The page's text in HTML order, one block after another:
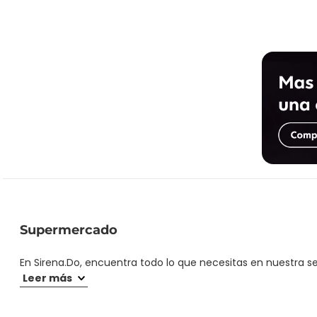
Supermercado
En Sirena.Do, encuentra todo lo que necesitas en nuestra
hasta los mejores precios y ofertas exclusivas. ¡Haz tu
disfrutas de productos frescos y de la mejor calidad.
Leer más